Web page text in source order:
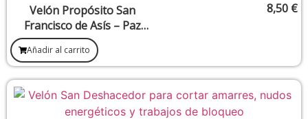
Velón Propósito San
Francisco de Asís – Paz
interior, armonía con la
naturaleza y reconciliación
espiritual
8,50 €
Añadir al carrito